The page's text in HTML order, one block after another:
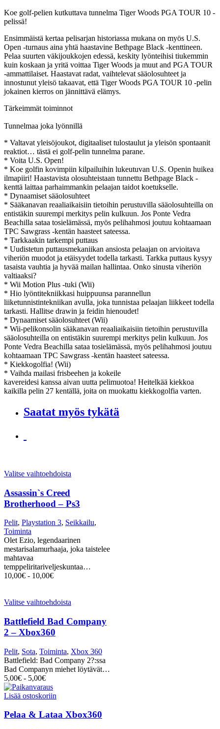
Koe golf-pelien kutkuttava tunnelma Tiger Woods PGA TOUR 10 -
pelissä!
Ensimmäistä kertaa pelisarjan historiassa mukana on myös U.S.
Open -turnaus aina yhtä haastavine Bethpage Black -kenttineen.
Pelaa suurten väkijoukkojen edessä, keskity lyönteihisi tiukemmin
kuin koskaan ja yritä voittaa Tiger Woods ja muut and PGA TOUR
-ammattilaiset. Haastavat radat, vaihtelevat sääolosuhteet ja
innostunut yleisö takaavat, että Tiger Woods PGA TOUR 10 -pelin
jokainen kierros on jännittävä elämys.
Tärkeimmät toiminnot
Tunnelmaa joka lyönnillä
* Valtavat yleisöjoukot, digitaaliset tulostaulut ja yleisön spontaanit
reaktiot… tästä ei golf-pelin tunnelma parane.
* Voita U.S. Open!
* Koe golfin kovimpiin kilpailuihin lukeutuvan U.S. Openin huikea
ilmapiiri! Haastavista olosuhteistaan tunnettu Bethpage Black -
kenttä laittaa parhaimmankin pelaajan taidot koetukselle.
* Dynaamiset sääolosuhteet
* Sääkanavan reaaliaikaisiin tietoihin perustuvilla sääolosuhteilla on
entistäkin suurempi merkitys pelin kulkuun. Jos Ponte Vedra
Beachilla sataa tosielämässä, myös pelihahmosi joutuu kohtaamaan
TPC Sawgrass -kentän haasteet sateessa.
* Tarkkaakin tarkempi puttaus
* Uudistetun puttausmekaniikan ansiosta pelaajan on arvioitava
viheriön muodot ja etäisyydet todella tarkasti. Tarkka puttaus kysyy
tasaista vauhtia ja hyvää mailan hallintaa. Onko sinusta viheriön
valtiaaksi?
* Wii Motion Plus -tuki (Wii)
* Hio lyöntitekniikkasi huippuunsa parannellun
liiketunnistintekniikan avulla, joka tunnistaa pelaajan liikkeet todella
tarkasti. Hallitse drawin ja feidin hienoudet!
* Dynaamiset sääolosuhteet (Wii)
* Wii-pelikonsolin sääkanavan reaaliaikaisiin tietoihin perustuvilla
sääolosuhteilla on entistäkin suurempi merkitys pelin kulkuun. Jos
Ponte Vedra Beachilla sataa tosielämässä, myös pelihahmosi joutuu
kohtaamaan TPC Sawgrass -kentän haasteet sateessa.
* Kiekkogolfia! (Wii)
* Vaihda mailasi frisbeehen ja kokeile
kavereidesi kanssa aivan uutta pelimuotoa! Heitelkää kiekkoa
kaikilla pelin 27 kentällä, joita on muokattu kiekkogolfia varten.
Saatat myös tykätä
Valitse vaihtoehdoista
Assassin`s Creed
Brotherhood – Ps3
Pelit, Playstation 3, Seikkailu,
Toiminta
Olet Ezio, legendaarinen
mestarisalamurhaaja, joka taistelee
mahtavaa
temppeliritariveljeskuntaa…
10,00€ - 10,00€
Valitse vaihtoehdoista
Battlefield Bad Company
2 – Xbox360
Pelit, Sota, Toiminta, Xbox 360
Battlefield: Bad Company 2?:ssa
Bad Companyn miehet löytävät…
5,00€ - 5,00€
Lisää ostoskoriin
Pelaa & Lataa Xbox360